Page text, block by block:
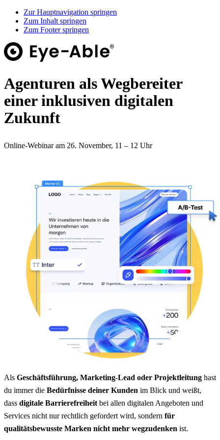
Zur Hauptnavigation springen
Zum Inhalt springen
Zum Footer springen
Agenturen als Wegbereiter
einer inklusiven digitalen
Zukunft
Online-Webinar am 26. November, 11 – 12 Uhr
Als Geschäftsführung, Marketing-Lead oder Projektleitung hast
du immer die Bedürfnisse deiner Kunden im Blick und weißt,
dass digitale Barrierefreiheit bei allen digitalen Angeboten und
Services nicht nur rechtlich gefordert wird, sondern für
qualitätsbewusste Marken nicht mehr wegzudenken ist.